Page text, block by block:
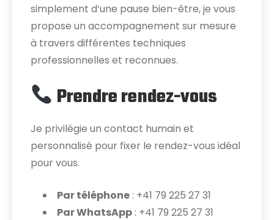
simplement d’une pause bien-être, je vous
propose un accompagnement sur mesure
à travers différentes techniques
professionnelles et reconnues.
Prendre rendez-vous
Je privilégie un contact humain et
personnalisé pour fixer le rendez-vous idéal
pour vous.
Par téléphone : +41 79 225 27 31
Par WhatsApp : +41 79 225 27 31